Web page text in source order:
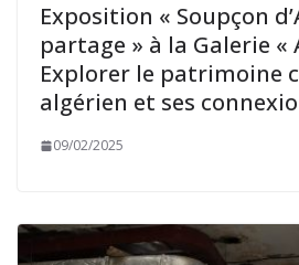
Exposition « Soupçon
partage » à la Galerie «
Explorer le patrimoine
algérien et ses
09/02/2025